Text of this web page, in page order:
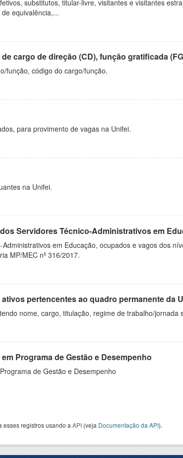
substitutos, titular-livre, visitantes e visitantes
equivalência,...
cargo de direção (CD), função gratificada
função, código do cargo/função.
para provimento de vagas na Unifei.
na Unifei.
Servidores Técnico-Administrativos em
em Educação, ocupados e vagos dos
MP/MEC nº 316/2017.
pertencentes ao quadro permanente da
nome, cargo, titulação, regime de trabalho/jornada
Programa de Gestão e Desempenho
de Gestão e Desempenho
esses registros usando a API (veja Documentação da API).